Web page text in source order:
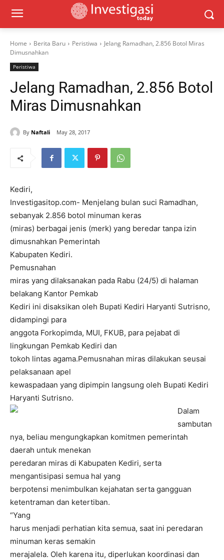
Home Berita Baru Peristiwa
Jelang Ramadhan, 2.856 Botol Miras
Dimusnahkan
Peristiwa
Jelang Ramadhan, 2.856 Botol
Miras Dimusnahkan
By Naftali May 28, 2017
Kediri,
Investigasitop.com- Menjelang bulan suci Ramadhan,
sebanyak 2.856 botol minuman keras
(miras) berbagai jenis (merk) yang beredar tanpa izin
dimusnahkan Pemerintah
Kabupaten Kediri.
Pemusnahan
miras yang dilaksanakan pada Rabu (24/5) di halaman
belakang Kantor Pemkab
Kediri ini disaksikan oleh Bupati Kediri Haryanti Sutrisno,
didampingi para
anggota Forkopimda, MUI, FKUB, para pejabat di
lingkungan Pemkab Kediri dan
tokoh lintas agama.Pemusnahan miras dilakukan seusai
pelaksanaan apel
kewaspadaan yang dipimpin langsung oleh Bupati Kediri
Haryanti Sutrisno.
Dalam
sambutan
nya, beliau mengungkapkan komitmen pemerintah
daerah untuk menekan
peredaran miras di Kabupaten Kediri, serta
mengantisipasi semua hal yang
berpotensi menimbulkan kejahatan serta gangguan
ketentraman dan ketertiban.
“Yang
harus menjadi perhatian kita semua, saat ini peredaran
minuman keras semakin
merajalela. Oleh karena itu, diperlukan koordinasi dan